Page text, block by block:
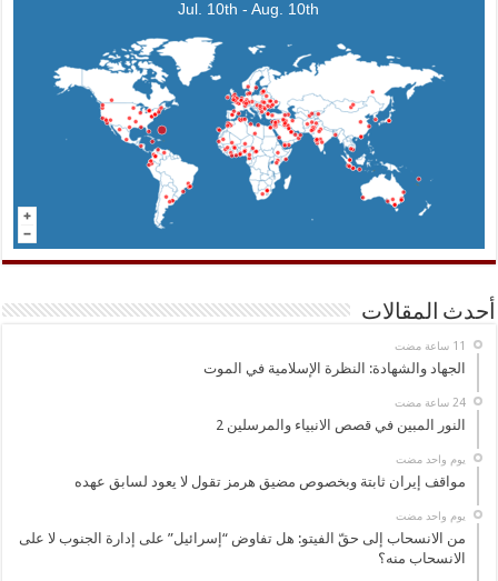
Jul. 10th - Aug. 10th
أحدث المقالات
الجهاد والشهادة: النظرة الإسلامية في الموت
‏24 ساعة مضت
النور المبين في قصص الانبياء والمرسلين 2
‏يوم واحد مضت
مواقف إيران ثابتة وبخصوص مضيق هرمز تقول لا يعود لسابق عهده
‏يوم واحد مضت
من الانسحاب إلى حقّ الفيتو: هل تفاوض “إسرائيل” على إدارة الجنوب لا على
الانسحاب منه؟